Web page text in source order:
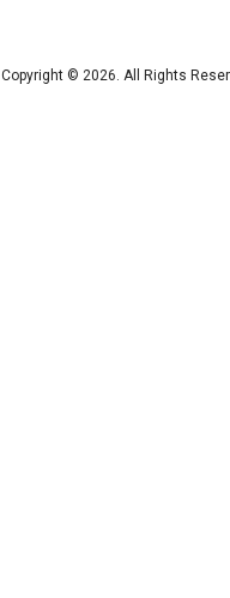
Copyright © 2026. All Rights